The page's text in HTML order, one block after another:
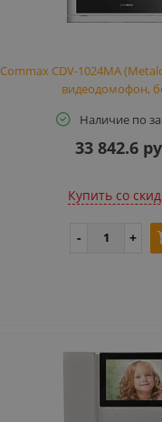
Commax CDV-1024MA
видеодомофон,
Наличие по
33 842.6
Купить cо